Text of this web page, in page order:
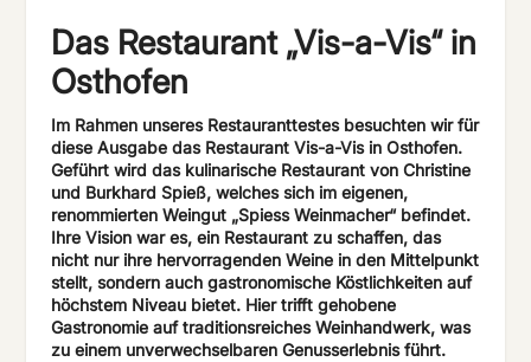
Das Restaurant „Vis-a-Vis“ in
Osthofen
Im Rahmen unseres Restauranttestes besuchten wir für
diese Ausgabe das Restaurant Vis-a-Vis in Osthofen.
Geführt wird das kulinarische Restaurant von Christine
und Burkhard Spieß, welches sich im eigenen,
renommierten Weingut „Spiess Weinmacher“ befindet.
Ihre Vision war es, ein Restaurant zu schaffen, das
nicht nur ihre hervorragenden Weine in den Mittelpunkt
stellt, sondern auch gastronomische Köstlichkeiten auf
höchstem Niveau bietet. Hier trifft gehobene
Gastronomie auf traditionsreiches Weinhandwerk, was
zu einem unverwechselbaren Genusserlebnis führt.